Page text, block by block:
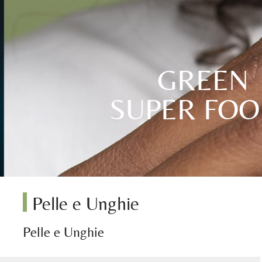
GREEN
SUPER
Pelle e Unghie
Pelle e Unghie